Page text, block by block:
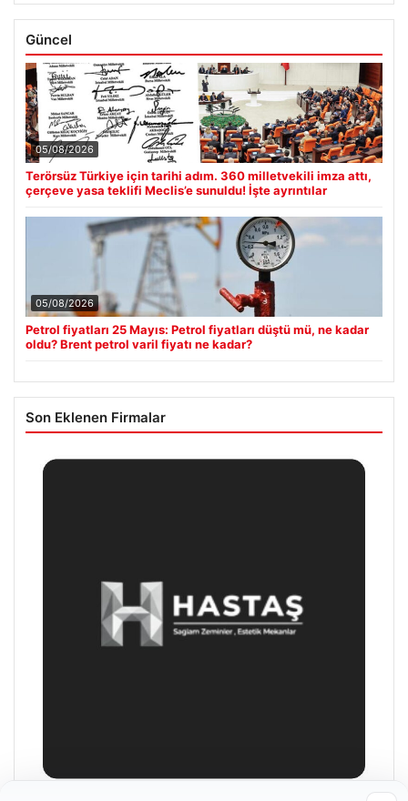
Güncel
05/08/2026
Terörsüz Türkiye için tarihi adım. 360 milletvekili imza attı,
çerçeve yasa teklifi Meclis’e sunuldu! İşte ayrıntılar
05/08/2026
Petrol fiyatları 25 Mayıs: Petrol fiyatları düştü mü, ne kadar
oldu? Brent petrol varil fiyatı ne kadar?
Son Eklenen Firmalar